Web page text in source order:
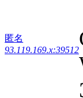
匿名
93.119.169.x:39512